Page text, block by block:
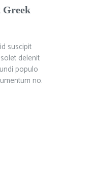
Greek
suscipit
delenit
populo
no.